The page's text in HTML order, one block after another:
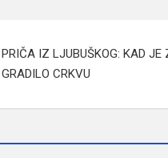
PRIČA IZ LJUBUŠKOG: KAD JE
GRADILO CRKVU